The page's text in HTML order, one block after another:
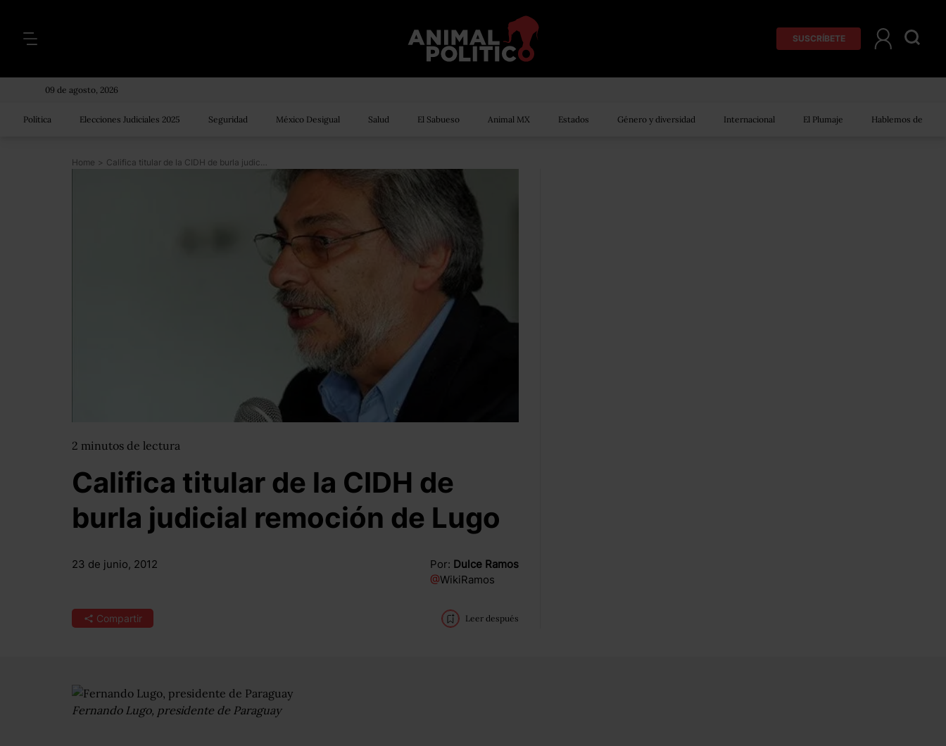
SUSCRÍBETE
09 de agosto, 2026
Política Elecciones Judiciales 2025 Seguridad México Desigual Salud El Sabueso Animal MX Estados Género y diversidad Internacional El Plumaje Hablemos de
Home > Califica titular de la CIDH de burla judicial remoción de Lugo
2 minutos de lectura
Califica titular de la CIDH de
burla judicial remoción de Lugo
23 de junio, 2012 Por: Dulce Ramos
@WikiRamos
Compartir Leer después
Fernando Lugo, presidente de Paraguay